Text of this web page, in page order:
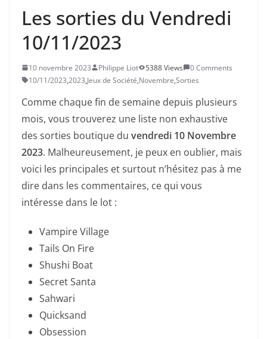
Les sorties du Vendredi
10/11/2023
10 novembre 2023 Philippe Liot 5388 Views
0 Comments
10/11/2023,2023,Jeux de Société,Novembre,Sorties
Comme chaque fin de semaine depuis plusieurs
mois, vous trouverez une liste non exhaustive
des sorties boutique du vendredi 10 Novembre
2023. Malheureusement, je peux en oublier, mais
voici les principales et surtout n’hésitez pas à me
dire dans les commentaires, ce qui vous
intéresse dans le lot :
Vampire Village
Tails On Fire
Shushi Boat
Secret Santa
Sahwari
Quicksand
Obsession